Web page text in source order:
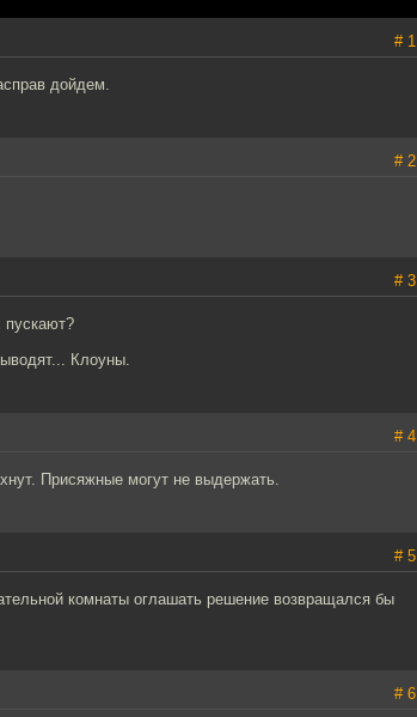
# 1
дойдем.
# 2
# 3
Клоуны.
# 4
Присяжные могут не выдержать.
# 5
комнаты оглашать решение возвращался бы
# 6